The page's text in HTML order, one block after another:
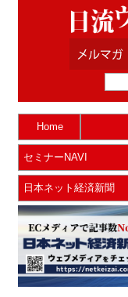
Home
セミナーNAVI
日本ネット経済新聞